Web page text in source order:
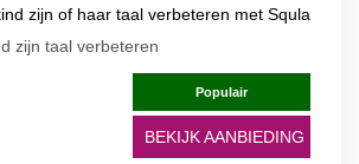
zijn of haar taal verbeteren met Squla
zijn taal verbeteren
Populair
BEKIJK AANBIEDING